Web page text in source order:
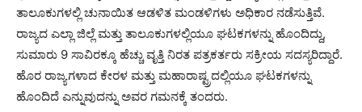
ತಾಲೂಕುಗಳಲ್ಲಿ ಚುನಾಯಿತ ಆಡಳಿತ ಮಂಡಳಿಗಳು ಅಧಿಕಾರ ನಡೆಸುತ್ತಿವೆ.
ರಾಜ್ಯದ ಎಲ್ಲಾ ಜಿಲ್ಲೆ ಮತ್ತು ತಾಲೂಕುಗಳಲ್ಲಿಯೂ ಘಟಕಗಳನ್ನು ಹೊಂದಿದ್ದು,
ಸುಮಾರು 9 ಸಾವಿರಕ್ಕೂ ಹೆಚ್ಚು ವೃತ್ತಿ ನಿರತ ಪತ್ರಕರ್ತರು ಸಕ್ರೀಯ ಸದಸ್ಯರಿದ್ದಾರೆ.
ಹೊರ ರಾಜ್ಯಗಳಾದ ಕೇರಳ ಮತ್ತು ಮಹಾರಾಷ್ಟ್ರದಲ್ಲಿಯೂ ಘಟಕಗಳನ್ನು
ಹೊಂದಿದೆ ಎನ್ನುವುದನ್ನು ಅವರ ಗಮನಕ್ಕೆ ತಂದರು.